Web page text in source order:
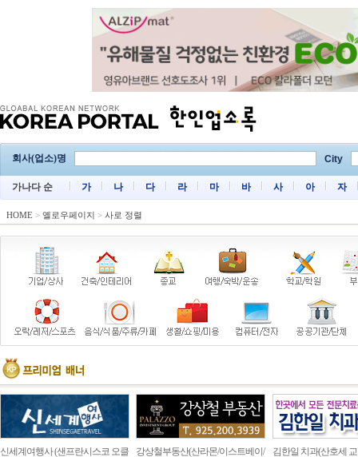
회사(업소)명 City
가나다 순 가 나 다 라 마 바 사 아 자
HOME > 옐로우페이지 > 사로 정렬
신세계여행사 (샌프란시스코 오클
강상철부동산(산라몬/이스트베이/
김한일 치과(산호세